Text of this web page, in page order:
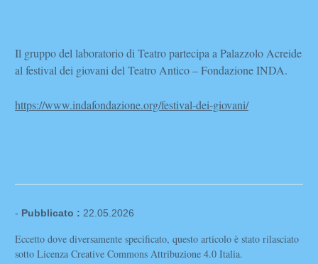
Il gruppo del laboratorio di Teatro partecipa a Palazzolo Acreide
al festival dei giovani del Teatro Antico – Fondazione INDA.
https://www.indafondazione.org/festival-dei-giovani/
- Pubblicato : 22.05.2026
Eccetto dove diversamente specificato, questo articolo è stato rilasciato
sotto Licenza Creative Commons Attribuzione 4.0 Italia.